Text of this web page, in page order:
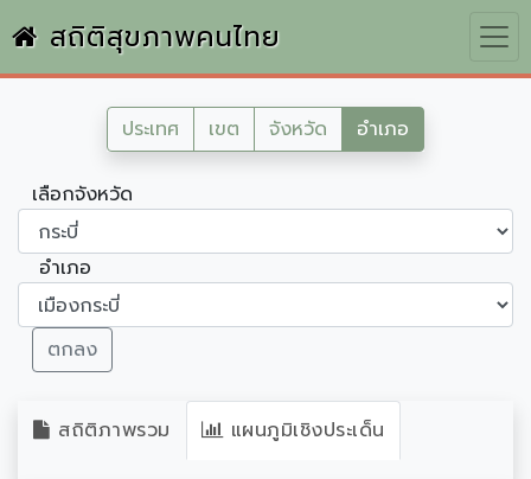
สถิติสุขภาพคนไทย
ประเทศ เขต จังหวัด อำเภอ
เลือกจังหวัด
อำเภอ
ตกลง
สถิติภาพรวม แผนภูมิเชิงประเด็น